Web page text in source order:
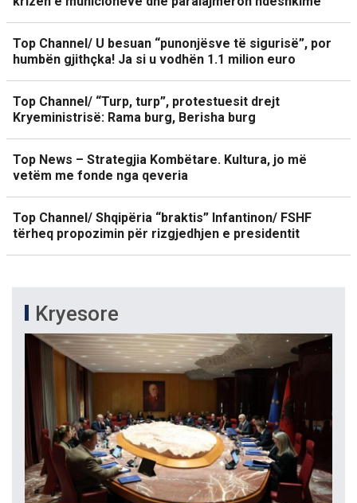
Top Channel/ U besuan “punonjësve të sigurisë”, por
humbën gjithçka! Ja si u vodhën 1.1 milion euro
Top Channel/ “Turp, turp”, protestuesit drejt
Kryeministrisë: Rama burg, Berisha burg
Top News – Strategjia Kombëtare. Kultura, jo më
vetëm me fonde nga qeveria
Top Channel/ Shqipëria “braktis” Infantinon/ FSHF
tërheq propozimin për rizgjedhjen e presidentit
Kryesore